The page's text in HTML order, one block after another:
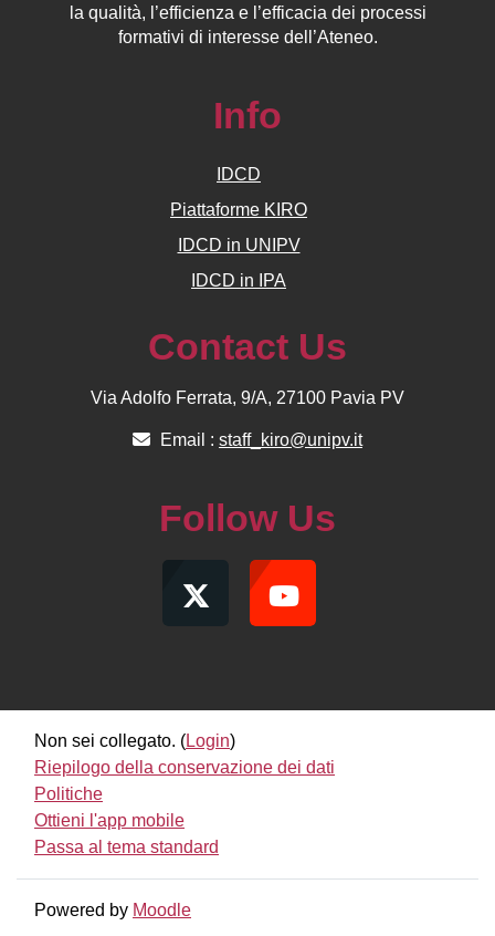
la qualità, l’efficienza e l’efficacia dei processi
formativi di interesse dell’Ateneo.
Info
IDCD
Piattaforme KIRO
IDCD in UNIPV
IDCD in IPA
Contact Us
Via Adolfo Ferrata, 9/A, 27100 Pavia PV
Email : staff_kiro@unipv.it
Follow Us
Non sei collegato. (Login)
Riepilogo della conservazione dei dati
Politiche
Ottieni l'app mobile
Passa al tema standard
Powered by Moodle